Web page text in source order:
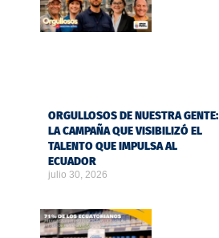
ORGULLOSOS DE NUESTRA GENTE:
LA CAMPAÑA QUE VISIBILIZÓ EL
TALENTO QUE IMPULSA AL
ECUADOR
julio 30, 2026